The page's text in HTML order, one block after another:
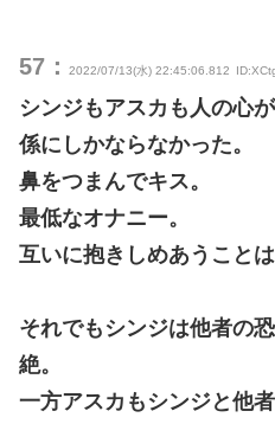
57： 2022/07/13(水) 22:45:06.812
シンジもアスカも人の心
係にしかならなかった。
鼻をつまんでキス。
最低なオナニー。
互いに抱きしめあうことは
それでもシンジは他者の
絶。
一方アスカもシンジと他